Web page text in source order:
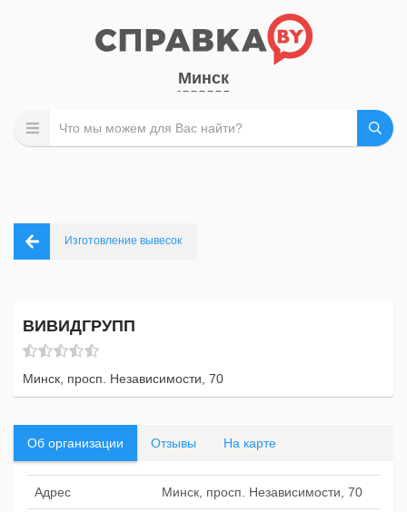
Минск
Изготовление вывесок
ВИВИДГРУПП
Минск, просп. Независимости, 70
Об организации Отзывы На карте
Адрес Минск, просп. Независимости, 70